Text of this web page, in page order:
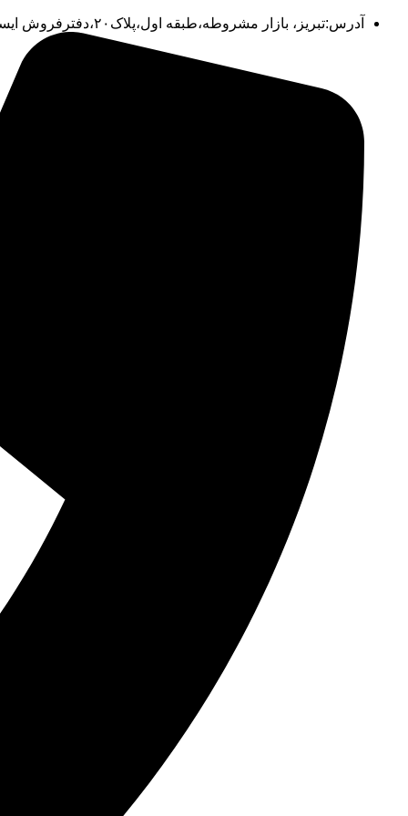
آدرس:تبریز، بازار مشروطه،طبقه اول،پلاک۲۰،دفترفروش ایستکول